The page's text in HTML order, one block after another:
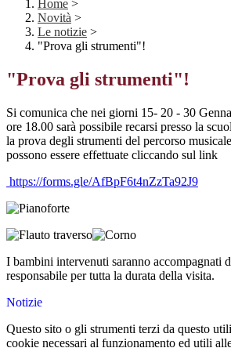
Home >
Novità >
Le notizie >
"Prova gli strumenti"!
"Prova gli strumenti"!
Si comunica che nei giorni 15- 20 - 30
ore 18.00 sarà possibile recarsi presso la
la prova degli strumenti del percorso
possono essere effettuate cliccando sul link
https://forms.gle/AfBpF6t4nZzTa92J9
I bambini intervenuti saranno accompagnati
responsabile per tutta la durata della visita.
Notizie
Questo sito o gli strumenti terzi da questo
cookie necessari al funzionamento ed utili